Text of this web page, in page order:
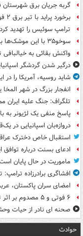
گربه جریان برق شهرستان
برخورد پراید با تیر برق ۲ فوتی بر جای گذاشت
ترامپ سوئیس را تهدید کرد
سوخو۳۵ با این موشک‌ها به ناوهای‌جنگی حمله می‌کند
واکنش بقائی به خیالبافی
درگیر شدن گردشگر
شاید روسیه، آمریکا را در
انفجار بزرگ در شهر المخا
تلگراف: جنگ علیه ایران
پاسخ منفی یک لژیونر به
دروازه‌بان اسپانیایی در
استقبال خاص دخترک
ادعای بسنت درباره توافق
ماموریت در حال پایان
افشاگری برادرزاده
امضای سران پاکستان،
۶ فوتی و ۵ مصدوم بر اثر تصادف زنجیره‌ای
صحنه ای نادر از حیات
حوادث